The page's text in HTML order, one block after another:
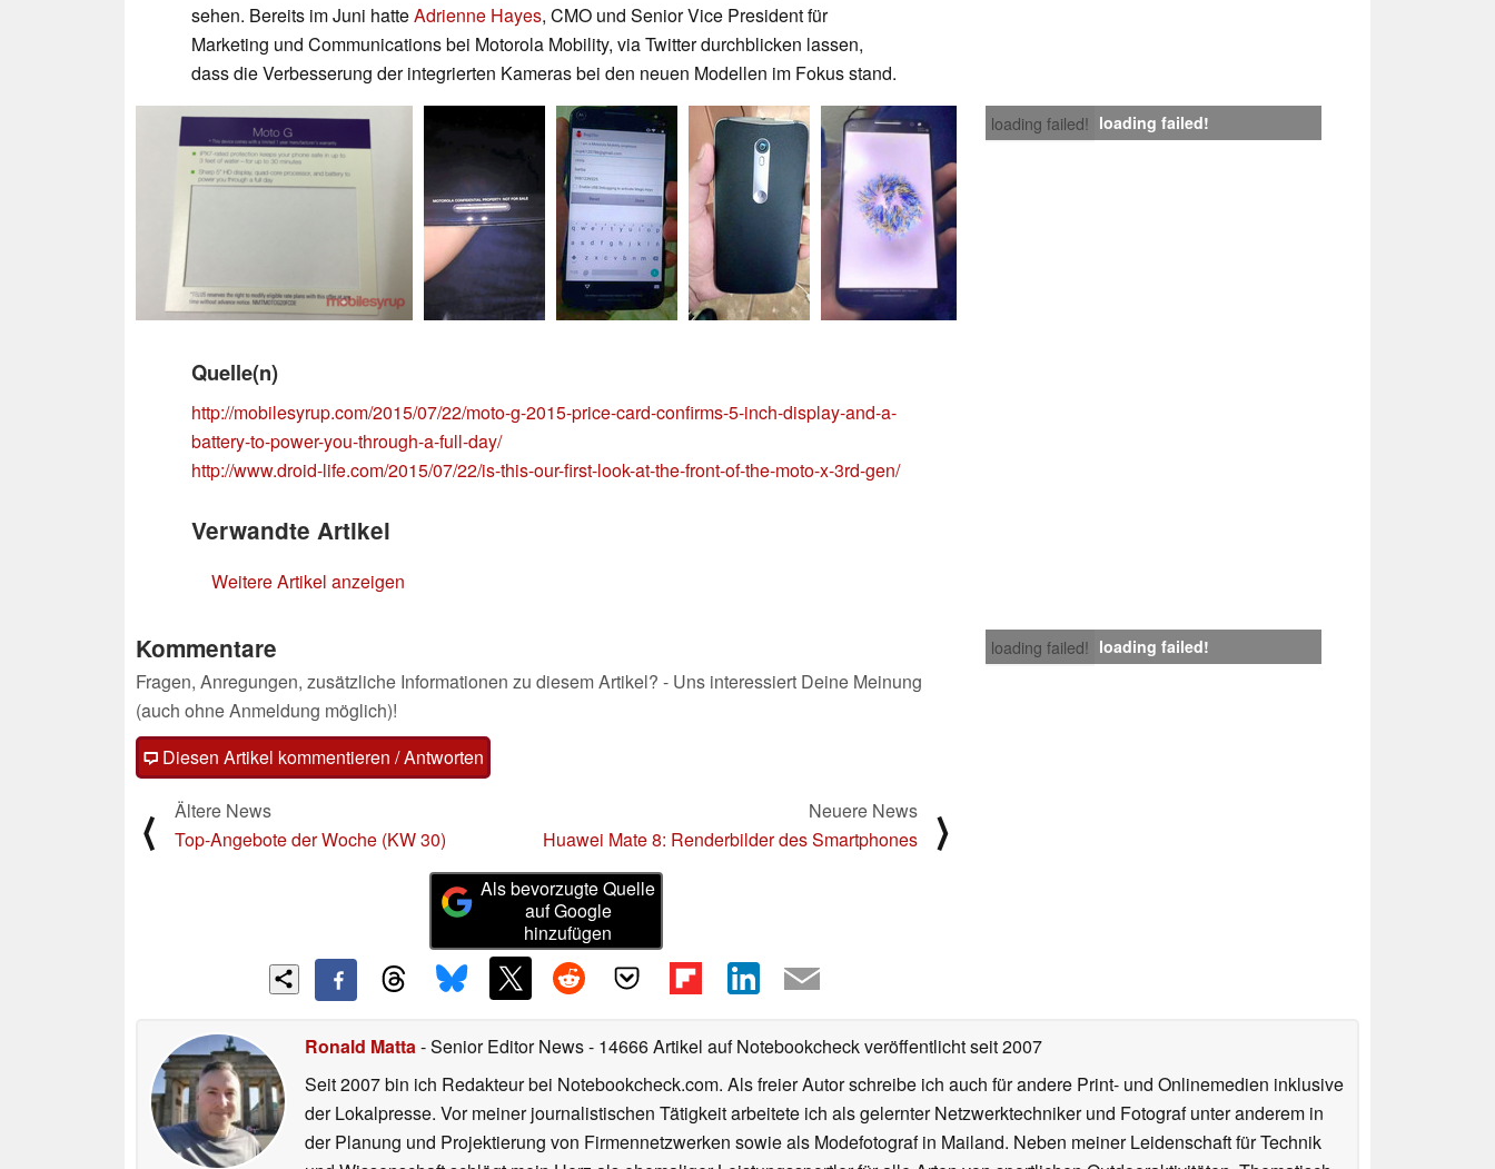
sehen. Bereits im Juni hatteAdrienne Hayes, CMO und Senior Vice President für
Marketing und Communications bei Motorola Mobility, via Twitter durchblicken lassen,
dass die Verbesserung der integrierten Kameras bei den neuen Modellen im Fokus stand.
loading failed! loading failed!
Quelle(n)
http://mobilesyrup.com/2015/07/22/moto-g-2015-price-card-confirms-5-inch-display-and-a-
battery-to-power-you-through-a-full-day/
http://www.droid-life.com/2015/07/22/is-this-our-first-look-at-the-front-of-the-moto-x-3rd-gen/
Verwandte Artikel
Weitere Artikel anzeigen
loading failed! loading failed!
Kommentare
Fragen, Anregungen, zusätzliche Informationen zu diesem Artikel? - Uns interessiert Deine Meinung
(auch ohne Anmeldung möglich)!
Diesen Artikel kommentieren / Antworten
⟨
Ältere News
Top-Angebote der Woche (KW 30)
Neuere News
Huawei Mate 8: Renderbilder des Smartphones
⟩
Als bevorzugte Quelle
auf Google
hinzufügen
Ronald Matta- Senior Editor News- 14666 Artikel auf Notebookcheck veröffentlichtseit 2007
Seit 2007 bin ich Redakteur bei Notebookcheck.com. Als freier Autor schreibe ich auch für andere Print- und Onlinemedien inklusive
der Lokalpresse. Vor meiner journalistischen Tätigkeit arbeitete ich als gelernter Netzwerktechniker und Fotograf unter anderem in
der Planung und Projektierung von Firmennetzwerken sowie als Modefotograf in Mailand. Neben meiner Leidenschaft für Technik